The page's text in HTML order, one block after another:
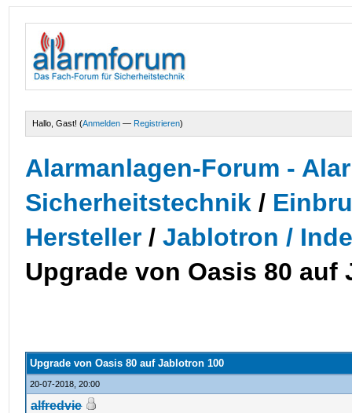
Hallo, Gast! (Anmelden — Registrieren)
Alarmanlagen-Forum -
Sicherheitstechnik /
Hersteller/Jablotron /
Upgrade von Oasis 80 auf
Upgrade von Oasis 80 auf Jablotron 100
20-07-2018, 20:00
alfredvie